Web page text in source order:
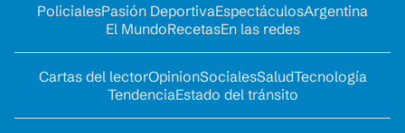
PolicialesPasión DeportivaEspectáculosArgentina
El MundoRecetasEn las redes
Cartas del lectorOpinionSocialesSaludTecnología
TendenciaEstado del tránsito